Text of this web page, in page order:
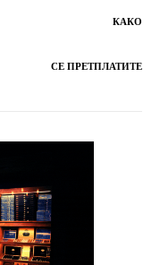
КАКО
СЕ ПРЕТПЛАТИТЕ